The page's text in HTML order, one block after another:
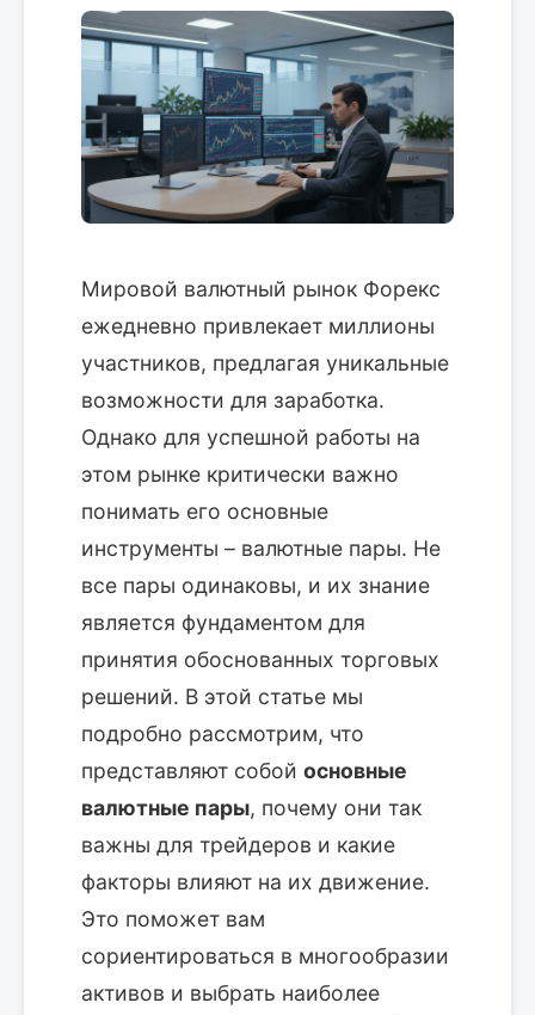
Мировой валютный рынок Форекс
ежедневно привлекает миллионы
участников, предлагая уникальные
возможности для заработка.
Однако для успешной работы на
этом рынке критически важно
понимать его основные
инструменты – валютные пары. Не
все пары одинаковы, и их знание
является фундаментом для
принятия обоснованных торговых
решений. В этой статье мы
подробно рассмотрим, что
представляют собой основные
валютные пары, почему они так
важны для трейдеров и какие
факторы влияют на их движение.
Это поможет вам
сориентироваться в многообразии
активов и выбрать наиболее